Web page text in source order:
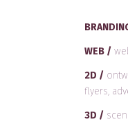
WEB /
2D /
flyers,
3D /